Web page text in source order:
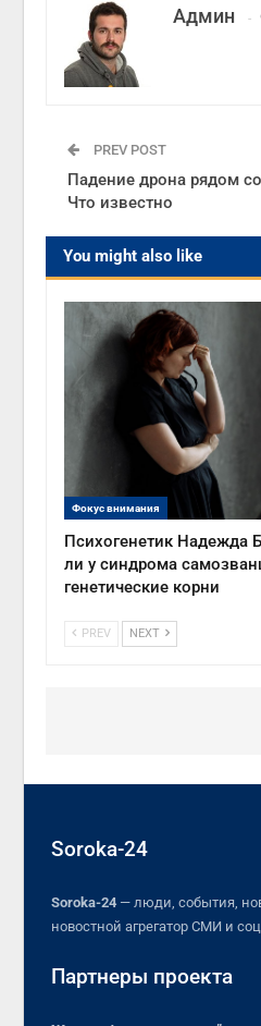
Админ
PREV POST
Падение дрона рядом
Что известно
You might also like
Фокус внимания
Психогенетик Надежда
ли у синдрома
генетические корни
PREV NEXT
Soroka-24
Soroka-24 — люди, события,
новостной агрегатор СМИ и
Партнеры проекта